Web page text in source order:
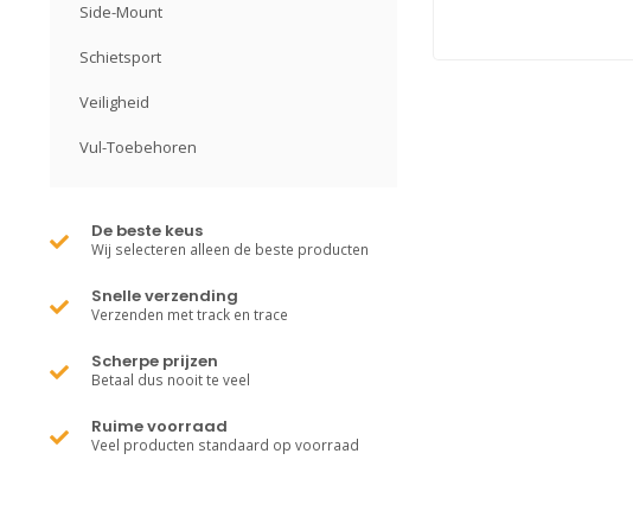
Side-Mount
Schietsport
Veiligheid
Vul-Toebehoren
De beste keus
Wij selecteren alleen de beste producten
Snelle verzending
Verzenden met track en trace
Scherpe prijzen
Betaal dus nooit te veel
Ruime voorraad
Veel producten standaard op voorraad